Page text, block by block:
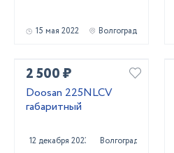
15 мая 2022 Волгоград
2 500 ₽
Doosan 225NLCV
габаритный
12 декабря 2023 Волгоград